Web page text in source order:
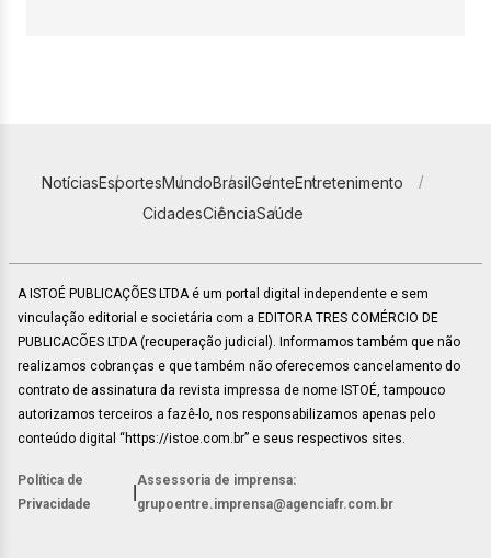
NotíciasEsportesMundoBrasilGenteEntretenimento
CidadesCiênciaSaúde
A ISTOÉ PUBLICAÇÕES LTDA é um portal digital independente e sem
vinculação editorial e societária com a EDITORA TRES COMÉRCIO DE
PUBLICACÕES LTDA (recuperação judicial). Informamos também que não
realizamos cobranças e que também não oferecemos cancelamento do
contrato de assinatura da revista impressa de nome ISTOÉ, tampouco
autorizamos terceiros a fazê-lo, nos responsabilizamos apenas pelo
conteúdo digital “https://istoe.com.br” e seus respectivos sites.
Política de
Privacidade
Assessoria de imprensa:
grupoentre.imprensa@agenciafr.com.br